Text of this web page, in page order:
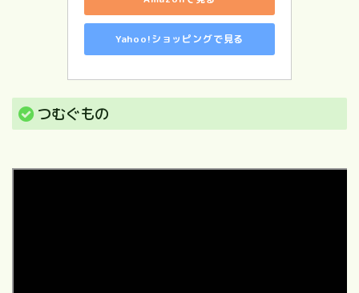
Yahoo!ショッピングで見る
つむぐもの